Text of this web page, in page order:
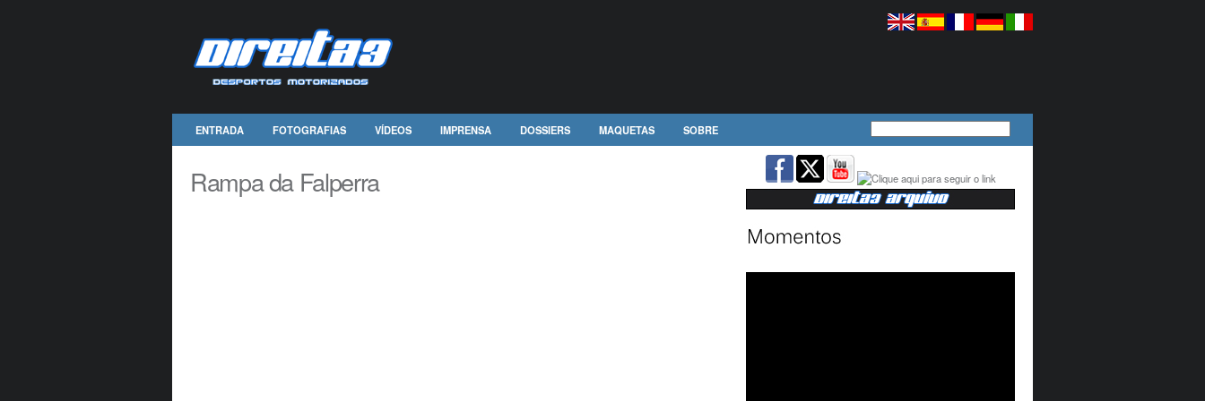
ENTRADA FOTOGRAFIAS VÍDEOS IMPRENSA DOSSIERS MAQUETAS SOBRE
Rampa da Falperra